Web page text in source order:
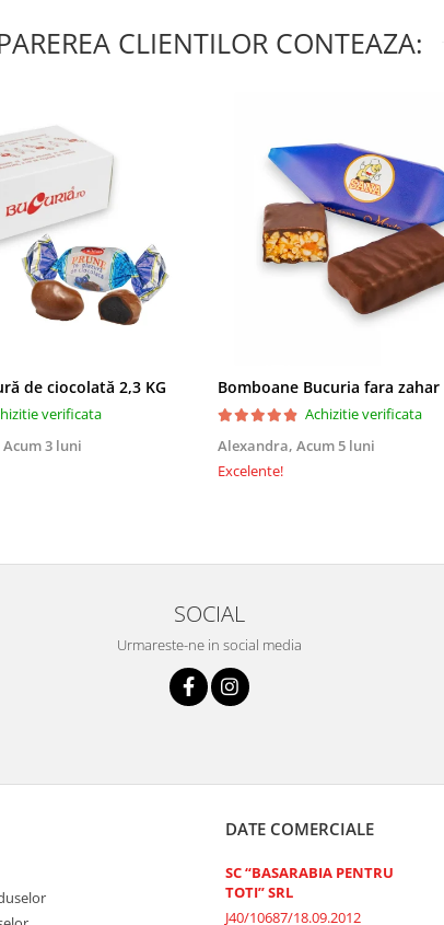
CLIENTILOR CONTEAZA:
de ciocolată 2,3 KG
verificata
Acum 3 luni
Achizitie verificata
Alexandra, Acum 5 luni
Excelente!
SOCIAL
Urmareste-ne in social media
DATE COMERCIALE
SC “BASARABIA PENTRU
TOTI” SRL
J40/10687/18.09.2012